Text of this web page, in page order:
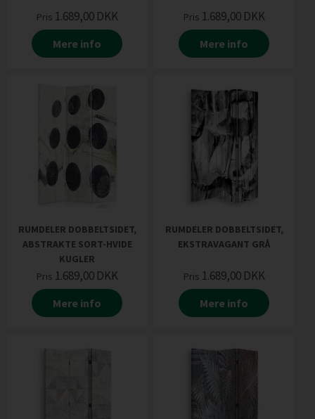
Pris 1.689,00 DKK
Mere info
Pris 1.689,00 DKK
Mere info
RUMDELER DOBBELTSIDET,
ABSTRAKTE SORT-HVIDE
KUGLER
Pris 1.689,00 DKK
Mere info
RUMDELER DOBBELTSIDET,
EKSTRAVAGANT GRÅ
Pris 1.689,00 DKK
Mere info